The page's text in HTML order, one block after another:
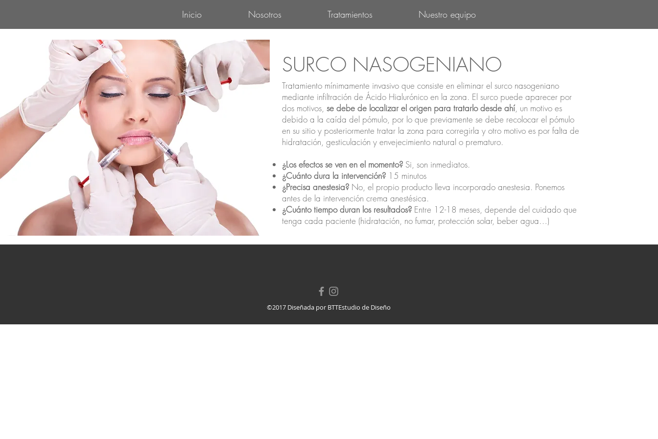
Inicio Nosotros Tratamientos Nuestro equipo
SURCO NASOGENIANO
Tratamiento mínimamente invasivo que consiste en eliminar el surco nasogeniano
mediante infiltración de Ácido Hialurónico en la zona. El surco puede aparecer por
dos motivos, se debe de localizar el origen para tratarlo desde ahí, un motivo es
debido a la caída del pómulo, por lo que previamente se debe recolocar el pómulo
en su sitio y posteriormente tratar la zona para corregirla y otro motivo es por falta de
hidratación, gesticulación y envejecimiento natural o prematuro.
¿Los efectos se ven en el momento? Si, son inmediatos.
¿Cuánto dura la intervención? 15 minutos
¿Precisa anestesia? No, el propio producto lleva incorporado anestesia. Ponemos
antes de la intervención crema anestésica.
¿Cuánto tiempo duran los resultados? Entre 12-18 meses, depende del cuidado que
tenga cada paciente (hidratación, no fumar, protección solar, beber agua…)
©2017 Diseñada por BTTEstudio de Diseño